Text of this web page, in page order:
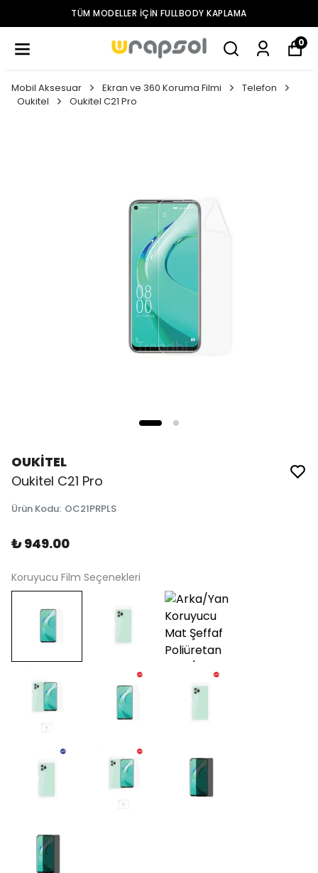
TÜM MODELLER IÇIN FULLBODY KAPLAMA
0
Mobil Aksesuar Ekran ve 360 Koruma Filmi
Telefon
Oukitel
Oukitel C21 Pro
OUKİTEL
Oukitel C21 Pro
Ürün Kodu: OC21PRPLS
₺ 949.00
Koruyucu Film Seçenekleri